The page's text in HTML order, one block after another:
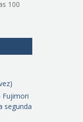
100
Fujimori
segunda